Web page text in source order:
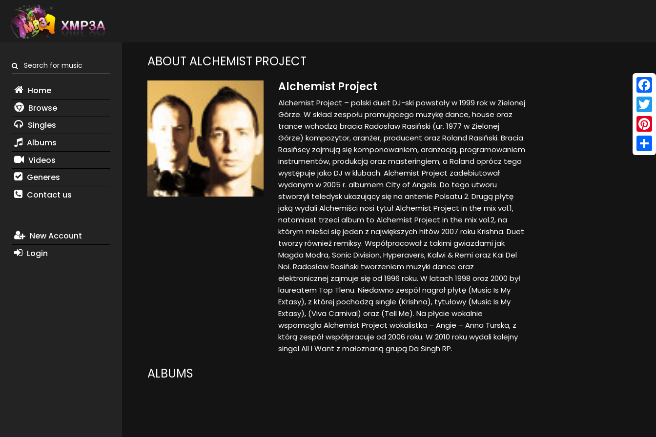
Search for music
Home
Browse
Singles
Albums
Videos
Generes
Contact us
New Account
Login
ABOUT ALCHEMIST PROJECT
Alchemist Project
Alchemist Project – polski duet DJ-ski powstały w 1999 rok w Zielonej
Górze. W skład zespołu promującego muzykę dance, house oraz
trance wchodzą bracia Radosław Rasiński (ur. 1977 w Zielonej
Górze) kompozytor, aranżer, producent oraz Roland Rasiński. Bracia
Rasińscy zajmują się komponowaniem, aranżacją, programowaniem
instrumentów, produkcją oraz masteringiem, a Roland oprócz tego
występuje jako DJ w klubach. Alchemist Project zadebiutował
wydanym w 2005 r. albumem City of Angels. Do tego utworu
stworzyli teledysk ukazujący się na antenie Polsatu 2. Drugą płytę
jaką wydali Alchemiści nosi tytuł Alchemist Project in the mix vol.1,
natomiast trzeci album to Alchemist Project in the mix vol.2, na
którym mieści się jeden z największych hitów 2007 roku Krishna. Duet
tworzy również remiksy. Współpracował z takimi gwiazdami jak
Magda Modra, Sonic Division, Hyperavers, Kalwi & Remi oraz Kai Del
Noi. Radosław Rasiński tworzeniem muzyki dance oraz
elektronicznej zajmuje się od 1996 roku. W latach 1998 oraz 2000 był
laureatem Top Tlenu. Niedawno zespół nagrał płytę (Music Is My
Extasy), z której pochodzą single (Krishna), tytułowy (Music Is My
Extasy), (Viva Carnival) oraz (Tell Me). Na płycie wokalnie
wspomogła Alchemist Project wokalistka – Angie – Anna Turska, z
którą zespół współpracuje od 2006 roku. W 2010 roku wydali kolejny
singel All I Want z małoznaną grupą Da Singh RP.
ALBUMS